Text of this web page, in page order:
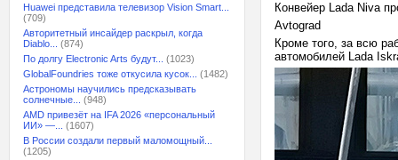
Huawei представила телевизор Vision Smart...
(709)
Авторитетный инсайдер раскрыл, когда
Diablo...
(874)
По долгу Electronic Arts будут...
(1023)
GlobalFoundries тоже откусила кусок...
(1482)
Астрономы научились предсказывать
солнечные...
(948)
AMD привезёт на IFA 2026 «персональный
ИИ» —...
(1607)
В России создали первый маломощный...
(1205)
Конвейер Lada Niva
Avtograd
Кроме того, за всю
автомобилей Lada